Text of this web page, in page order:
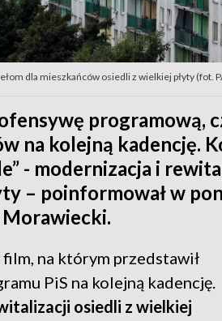
dla mieszkańców osiedli z wielkiej płyty (fot.
programową,
na kolejną kadencję.
- modernizacja i
– poinformował w
na którym przedstawił
PiS na kolejną kadencję.
osiedli z wielkiej